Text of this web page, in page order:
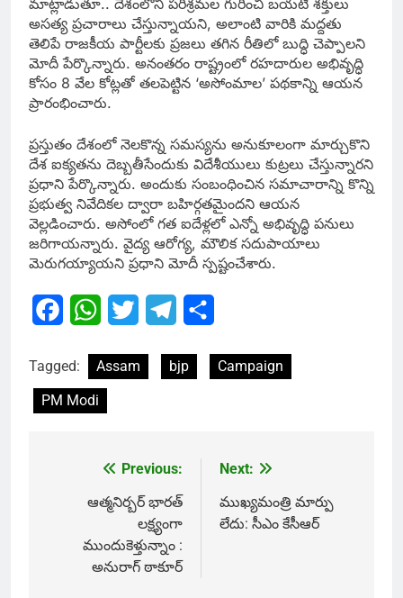
మాట్లాడుతూ.. దేశంలోని పరిశ్రమల గురించి బయటి శక్తులు
అసత్య ప్రచారాలు చేస్తున్నాయని, అలాంటి వారికి మద్దతు
తెలిపే రాజకీయ పార్టీలకు ప్రజలు తగిన రీతిలో బుద్ధి చెప్పాలని
మోదీ పేర్కొన్నారు. అనంతరం రాష్ట్రంలో రహదారుల అభివృద్ధి
కోసం 8 వేల కోట్లతో తలపెట్టిన ‘అసోంమాల’ పథకాన్ని ఆయన
ప్రారంభించారు.
ప్రస్తుతం దేశంలో నెలకొన్న సమస్యను అనుకూలంగా మార్చుకొని
దేశ ఐక్యతను దెబ్బతీసేందుకు విదేశీయులు కుట్రలు చేస్తున్నారని
ప్రధాని పేర్కొన్నారు. అందుకు సంబంధించిన సమాచారాన్ని కొన్ని
ప్రభుత్వ నివేదికల ద్వారా బహిర్గతమైందని ఆయన
వెల్లడించారు. అసోంలో గత ఐదేళ్లలో ఎన్నో అభివృద్ధి పనులు
జరిగాయన్నారు. వైద్య ఆరోగ్య, మౌలిక సదుపాయాలు
మెరుగయ్యాయని ప్రధాని మోదీ స్పష్టంచేశారు.
FacebookWhatsApp
Twitter Telegram
Tagged: Assam bjp
Campaign
PM Modi
navigation
Previous:
ఆత్మనిర్బర్ భారత్
లక్ష్యంగా
ముందుకెళ్తున్నాం :
అనురాగ్ ఠాకూర్
Next:
ముఖ్యమంత్రి మార్పు
లేదు: సీఎం కేసీఆర్